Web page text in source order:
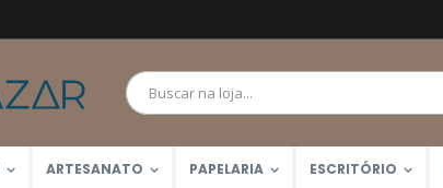
ARTESANATO PAPELARIA ESCRITÓRIO